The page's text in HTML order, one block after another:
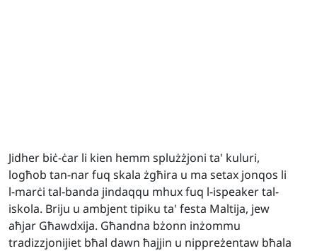
Jidher biċ-ċar li kien hemm splużżjoni ta' kuluri,
logħob tan-nar fuq skala żgħira u ma setax jonqos li
l-marċi tal-banda jindaqqu mhux fuq l-ispeaker tal-
iskola. Briju u ambjent tipiku ta' festa Maltija, jew
aħjar Għawdxija. Għandna bżonn inżommu
tradizzjonijiet bħal dawn ħajjin u nippreżentaw bħala